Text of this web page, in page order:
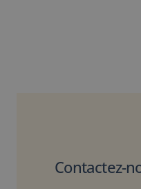
Contactez-